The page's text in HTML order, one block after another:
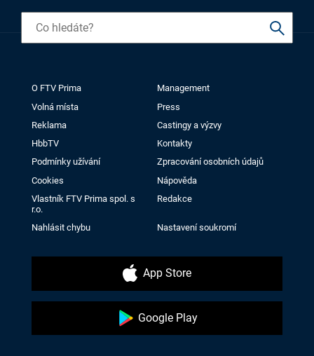
O FTV Prima
Management
Volná místa
Press
Reklama
Castingy a výzvy
HbbTV
Kontakty
Podmínky užívání
Zpracování osobních údajů
Cookies
Nápověda
Vlastník FTV Prima spol. s
r.o.
Redakce
Nahlásit chybu Nastavení soukromí
App Store
Google Play